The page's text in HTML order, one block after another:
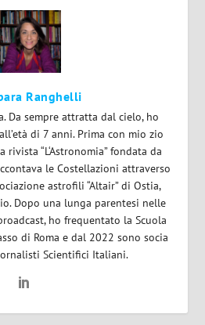
Ranghelli
Da sempre attratta dal cielo, ho
di 7 anni. Prima con mio zio
“L‘Astronomia” fondata da
le Costellazioni attraverso
astrofili “Altair” di Ostia,
Dopo una lunga parentesi nelle
ho frequentato la Scuola
di Roma e dal 2022 sono socia
Scientifici Italiani.